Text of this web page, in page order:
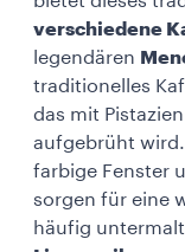
verschiedene
legendären
traditionelles
das mit
aufgebrüht
farbige Fenster
sorgen für eine
häufig